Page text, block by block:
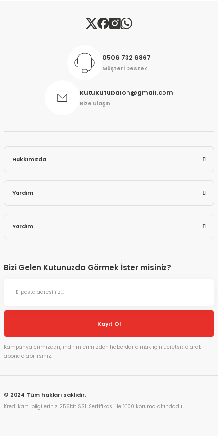
Gönder
0506 732 6867
Müşteri Destek
kutukutubalon@gmail.com
Bize Ulaşın
Hakkımızda
Yardım
Yardım
Bizi Gelen Kutunuzda Görmek İster misiniz?
Kayıt Ol
Kampanyalarımızdan, indirimlerimizden haberdar olmak için ücretsiz olarak
abone olabilirsiniz.
© 2024 Tüm hakları saklıdır.
Kredi kartı bilgileriniz 256bit SSL Sertifikası ile %100 koruma altındadır.